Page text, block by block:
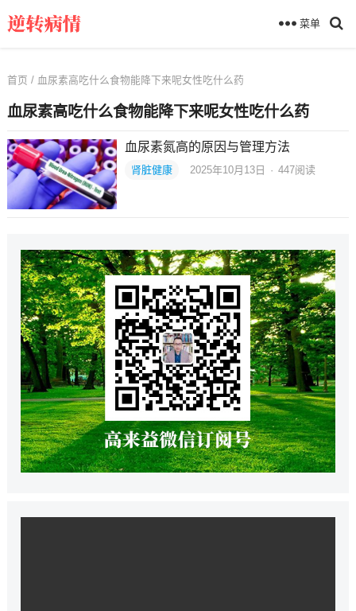
菜单
首页 / 血尿素高吃什么食物能降下来呢女性吃什么药
血尿素高吃什么食物能降下来呢女性吃什么药
血尿素氮高的原因与管理方法
肾脏健康 2025年10月13日 · 447阅读